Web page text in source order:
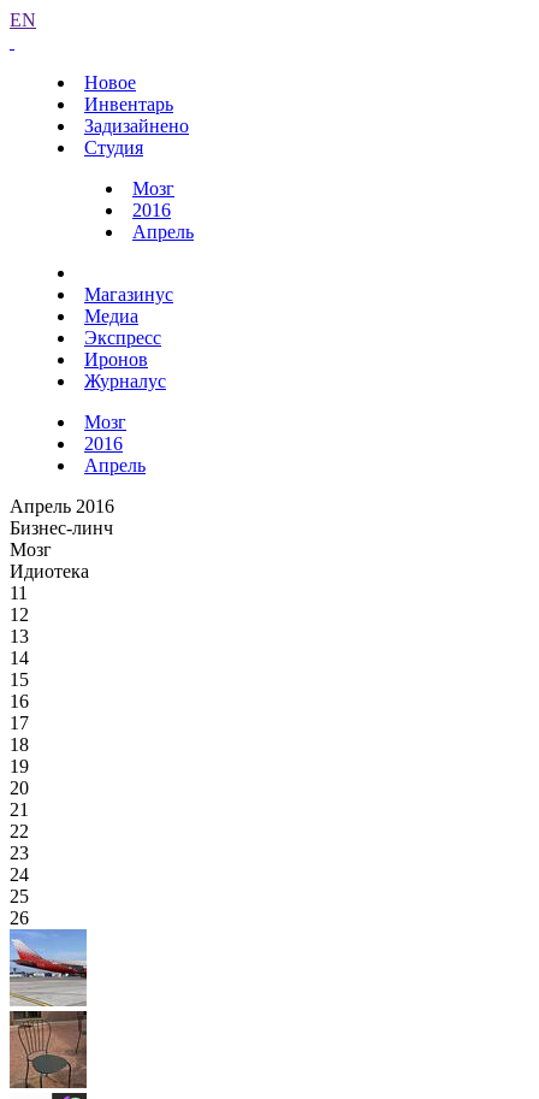
EN
Новое
Инвентарь
Задизайнено
Студия
Мозг
2016
Апрель
Магазинус
Медиа
Экспресс
Иронов
Журналус
Мозг
2016
Апрель
Апрель 2016
Бизнес-линч
Мозг
Идиотека
11
12
13
14
15
16
17
18
19
20
21
22
23
24
25
26